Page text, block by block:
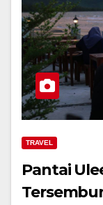
TRAVEL
Pantai